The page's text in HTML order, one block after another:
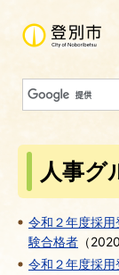
人事グ
令和２年度採
験合格者 （
令和２年度採